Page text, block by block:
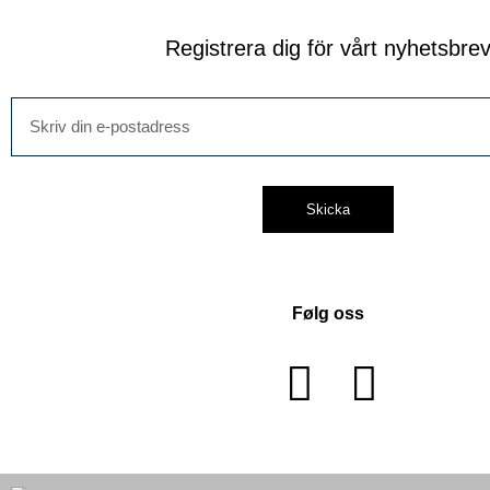
Registrera dig för vårt nyhetsbrev
Skicka
Følg oss